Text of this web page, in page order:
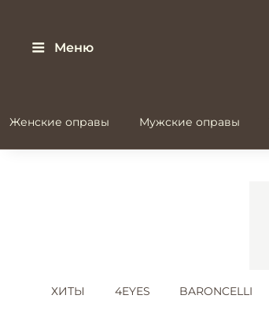
Меню
Женские оправы Мужские оправы
ХИТЫ 4EYES BARONCELLI